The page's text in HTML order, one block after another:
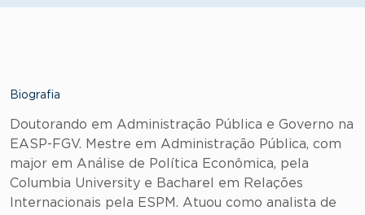
Biografia
Doutorando em Administração Pública e Governo na
EASP-FGV. Mestre em Administração Pública, com
major em Análise de Política Econômica, pela
Columbia University e Bacharel em Relações
Internacionais pela ESPM. Atuou como analista de